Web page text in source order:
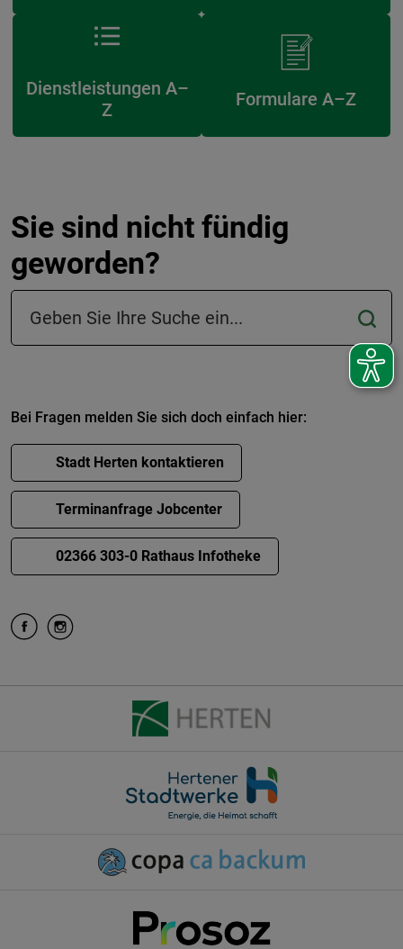
Dienstleistungen A–
Z
Formulare A–Z
Sie sind nicht fündig
geworden?
Suchfeld in der Fußzeile
Bei Fragen melden Sie sich doch einfach hier:
Stadt Herten kontaktieren
Terminanfrage Jobcenter
02366 303-0 Rathaus Infotheke